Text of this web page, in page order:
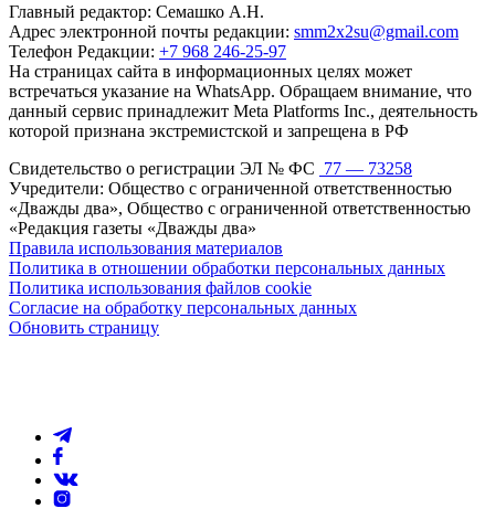
Главный редактор: Семашко А.Н.
Адрес электронной почты редакции: smm2x2su@gmail.com
Телефон Редакции: +7 968 246-25-97
На страницах сайта в информационных целях может
встречаться указание на WhatsApp. Обращаем внимание, что
данный сервис принадлежит Meta Platforms Inc., деятельность
которой признана экстремистской и запрещена в РФ
Свидетельство о регистрации ЭЛ № ФС 77 — 73258
Учредители: Общество с ограниченной ответственностью
«Дважды два», Общество с ограниченной ответственностью
«Редакция газеты «Дважды два»
Правила использования материалов
Политика в отношении обработки персональных данных
Политика использования файлов cookie
Согласие на обработку персональных данных
Обновить страницу